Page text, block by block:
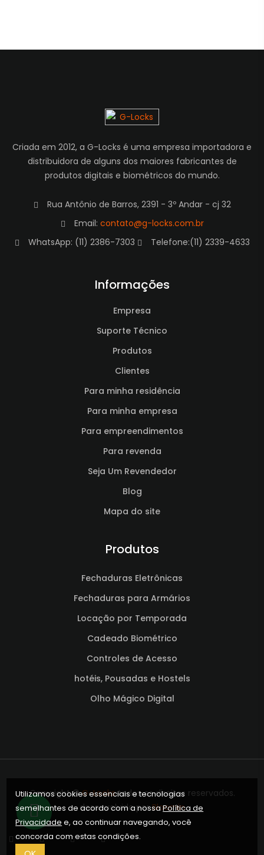
Criada em 2012, a G-Locks é uma empresa importadora e
distribuidora de alguns dos maiores fabricantes de
produtos digitais e biométricos do mundo.
Rua Antônio de Barros, 2391 - 3º Andar - cj 32
Email: contato@g-locks.com.br
WhatsApp: (11) 2386-7303
Telefone:(11) 2339-4633
Informações
Empresa
Suporte Técnico
Produtos
Clientes
Para minha residência
Para minha empresa
Para empreendimentos
Para revenda
Seja Um Revendedor
Blog
Mapa do site
Produtos
Fechaduras Eletrônicas
Fechaduras para Armários
Locação por Temporada
Cadeado Biométrico
Controles de Acesso
hotéis, Pousadas e Hostels
Olho Mágico Digital
Copyright ©G-Lockstodos os direitos reservados.
desenvolvido porBloomin
Utilizamos cookies essenciais e tecnologias
semelhantes de acordo com a nossaPolítica de
Privacidade e, ao continuar navegando, você
concorda com estas condições.